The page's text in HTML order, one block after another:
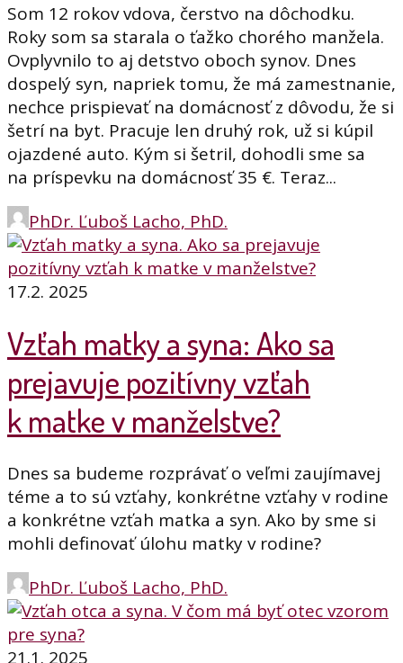
Som 12 rokov vdova, čerstvo na dôchodku.
Roky som sa starala o ťažko chorého manžela.
Ovplyvnilo to aj detstvo oboch synov. Dnes
dospelý syn, napriek tomu, že má zamestnanie,
nechce prispievať na domácnosť z dôvodu, že si
šetrí na byt. Pracuje len druhý rok, už si kúpil
ojazdené auto. Kým si šetril, dohodli sme sa
na príspevku na domácnosť 35 €. Teraz...
PhDr. Ľuboš Lacho, PhD.
17.2. 2025
Vzťah matky a syna: Ako sa
prejavuje pozitívny vzťah
k matke v manželstve?
Dnes sa budeme rozprávať o veľmi zaujímavej
téme a to sú vzťahy, konkrétne vzťahy v rodine
a konkrétne vzťah matka a syn. Ako by sme si
mohli definovať úlohu matky v rodine?
PhDr. Ľuboš Lacho, PhD.
21.1. 2025